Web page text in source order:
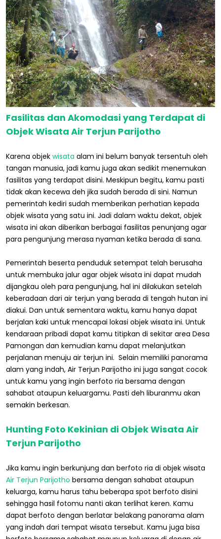
Fasilitas dan Akomodasi yang Terdapat di
Objek Wisata Air Terjun Parijotho
Karena objek wisata alam ini belum banyak tersentuh oleh
tangan manusia, jadi kamu juga akan sedikit menemukan
fasilitas yang terdapat disini. Meskipun begitu, kamu pasti
tidak akan kecewa deh jika sudah berada di sini. Namun
pemerintah kediri sudah memberikan perhatian kepada
objek wisata yang satu ini. Jadi dalam waktu dekat, objek
wisata ini akan diberikan berbagai fasilitas penunjang agar
para pengunjung merasa nyaman ketika berada di sana.
Pemerintah beserta penduduk setempat telah berusaha
untuk membuka jalur agar objek wisata ini dapat mudah
dijangkau oleh para pengunjung, hal ini dilakukan setelah
keberadaan dari air terjun yang berada di tengah hutan ini
diakui. Dan untuk sementara waktu, kamu hanya dapat
berjalan kaki untuk mencapai lokasi objek wisata ini. Untuk
kendaraan pribadi dapat kamu titipkan di sekitar area Desa
Pamongan dan kemudian kamu dapat melanjutkan
perjalanan menuju air terjun ini. Selain memiliki panorama
alam yang indah, Air Terjun Parijotho ini juga sangat cocok
untuk kamu yang ingin berfoto ria bersama dengan
sahabat ataupun keluargamu. Pasti deh liburanmu akan
semakin berkesan.
Hunting Foto Kekinian di Objek Wisata Air
Terjun Parijotho
Jika kamu ingin berkunjung dan berfoto ria di objek wisata
Air Terjun Parijotho bersama dengan sahabat ataupun
keluarga, kamu harus tahu beberapa spot berfoto disini
sehingga hasil fotomu nanti akan terlihat keren. Kamu
dapat berfoto dengan berlatar belakang panorama alam
yang indah dari tempat wisata tersebut. Kamu juga bisa